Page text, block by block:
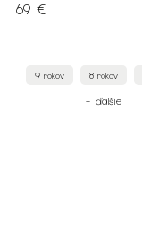
69 €
9 rokov 8 rokov
+ ďalšie